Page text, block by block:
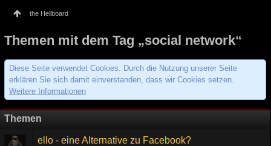
the Hellboard
Themen mit dem Tag „social network“
Diese Seite verwendet Cookies. Durch die Nutzung unserer Seite
erklären Sie sich damit einverstanden, dass wir Cookies setzen.
Weitere Informationen
Themen
ello - eine Alternative zu Facebook?